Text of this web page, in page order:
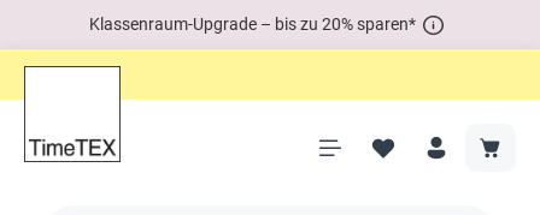
Klassenraum-Upgrade – bis zu 20% sparen*